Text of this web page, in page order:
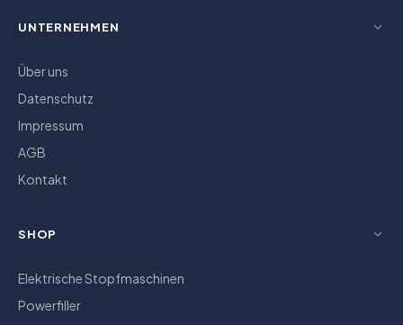
UNTERNEHMEN
Über uns
Datenschutz
Impressum
AGB
Kontakt
SHOP
Elektrische Stopfmaschinen
Powerfiller